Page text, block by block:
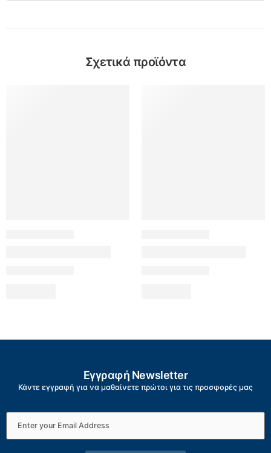
Σχετικά προϊόντα
Εγγραφή Newsletter
Κάντε εγγραφή για να μαθαίνετε πρώτοι για τις προσφορές μας